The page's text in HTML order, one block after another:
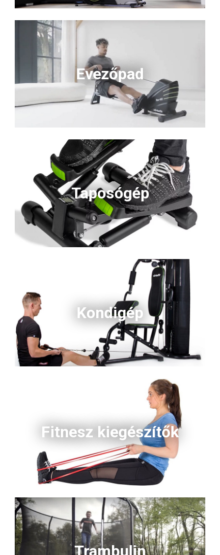
Evezőpad
Taposógép
Kondigép
Fitnesz kiegészítők
Trambulin